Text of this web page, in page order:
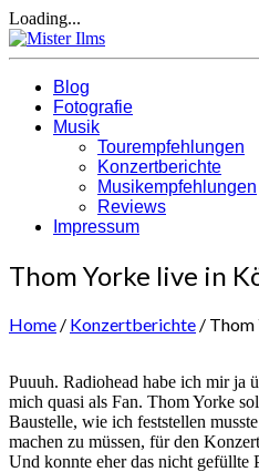
Loading...
Blog
Fotografie
Musik
Tourempfehlungen
Konzertberichte
Musikempfehlungen
Reviews
Impressum
Thom Yorke live in
Home / Konzertberichte / Thom
Puuuh. Radiohead habe ich mir ja
mich quasi als Fan. Thom Yorke
Baustelle, wie ich feststellen
machen zu müssen, für den
Und konnte eher das nicht gefüllte